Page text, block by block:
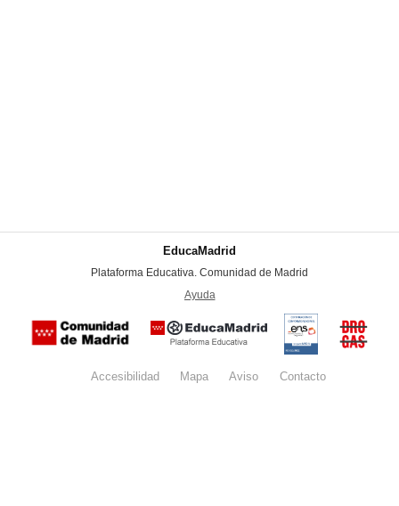
EducaMadrid
Plataforma Educativa. Comunidad de Madrid
Ayuda
Certificación
conformidad
con el
Nacional de
Seguridad
del
Accesibilidad Mapa Aviso legalContacto